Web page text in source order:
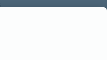
AG
AG
Versicherungsprämie